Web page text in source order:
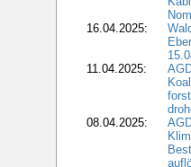
16.04.2025:
11.04.2025:
08.04.2025: